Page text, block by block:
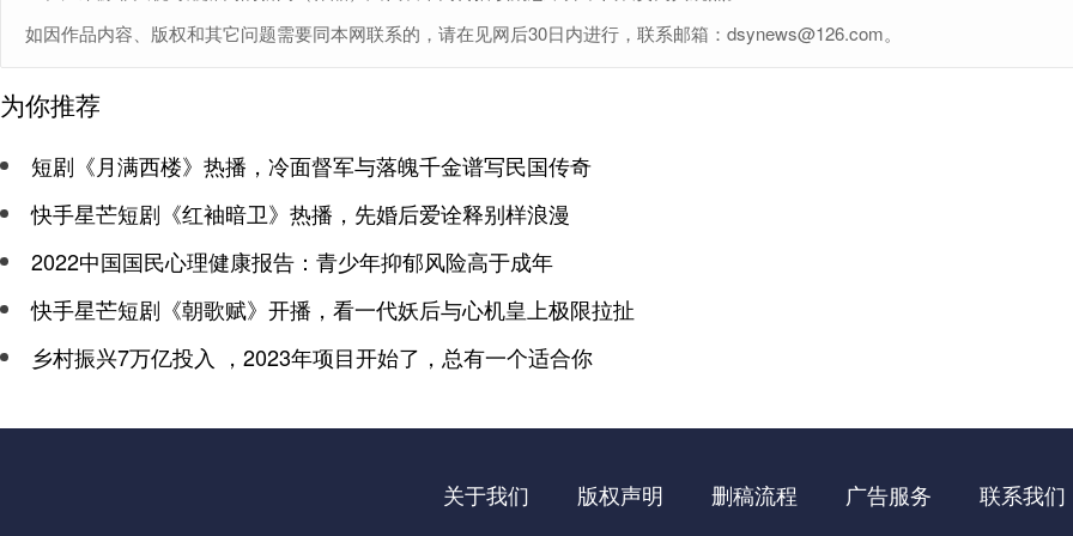
如因作品内容、版权和其它问题需要同本网联系的，请在见网后30日内进行，联系邮箱：dsynews@126.com。
为你推荐
短剧《月满西楼》热播，冷面督军与落魄千金谱写民国传奇
快手星芒短剧《红袖暗卫》热播，先婚后爱诠释别样浪漫
2022中国国民心理健康报告：青少年抑郁风险高于成年
快手星芒短剧《朝歌赋》开播，看一代妖后与心机皇上极限拉扯
乡村振兴7万亿投入 ，2023年项目开始了，总有一个适合你
关于我们 版权声明 删稿流程 广告服务 联系我们